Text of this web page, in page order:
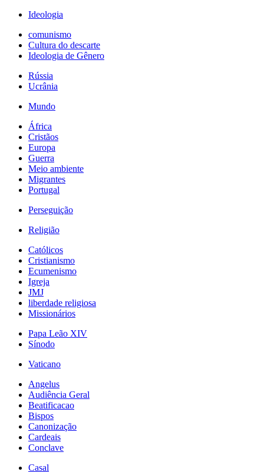
Ideologia
comunismo
Cultura do descarte
Ideologia de Gênero
Rússia
Ucrânia
Mundo
África
Cristãos
Europa
Guerra
Meio ambiente
Migrantes
Portugal
Perseguição
Religião
Católicos
Cristianismo
Ecumenismo
Igreja
JMJ
liberdade religiosa
Missionários
Papa Leão XIV
Sínodo
Vaticano
Angelus
Audiência Geral
Beatificacao
Bispos
Canonização
Cardeais
Conclave
Casal